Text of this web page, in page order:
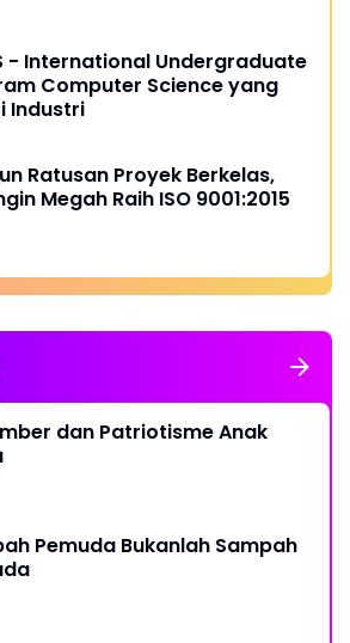
- International Undergraduate
Computer Science yang
Industri
Ratusan Proyek Berkelas,
Megah Raih ISO 9001:2015
dan Patriotisme Anak
Pemuda Bukanlah Sampah